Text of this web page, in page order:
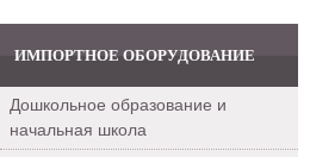
ИМПОРТНОЕ ОБОРУДОВАНИЕ
Дошкольное образование и
начальная школа